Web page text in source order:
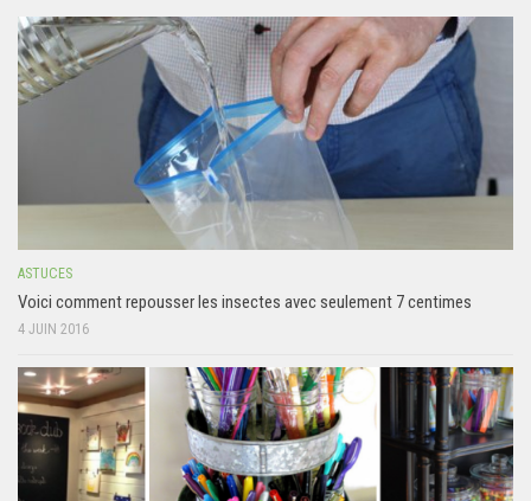
ASTUCES
Voici comment repousser les insectes avec seulement 7 centimes
4 JUIN 2016